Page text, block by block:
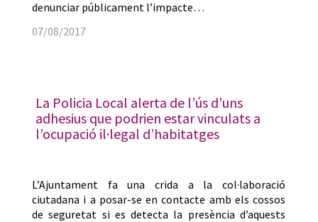
denunciar públicament l’impacte…
07/08/2017
La Policia Local alerta de l’ús d’uns
adhesius que podrien estar vinculats a
l’ocupació il·legal d’habitatges
L’Ajuntament fa una crida a la col·laboració
ciutadana i a posar-se en contacte amb els cossos
de seguretat si es detecta la presència d’aquests